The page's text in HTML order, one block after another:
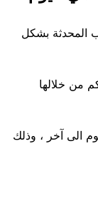
المحدثة بشكل
من خلالها
الى آخر ، وذلك